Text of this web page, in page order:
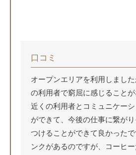
口コミ
オープンエリアを利用しまし
の利用者で窮屈に感じることが
近くの利用者とコミュニケー
ができて、今後の仕事に繋が
つけることができて良かった
ンクがあるのですが、コーヒ